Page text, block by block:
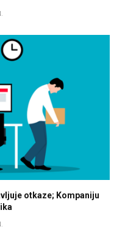
otkaze; Kompaniju